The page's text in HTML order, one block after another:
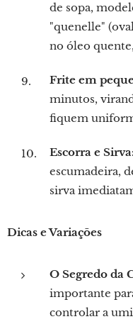
de sopa,
"quenelle"
no óleo
Frite em
minutos,
fiquem
Escorra e
escumadeira,
sirva
Dicas e Variações
O Segredo da
importante
controlar a